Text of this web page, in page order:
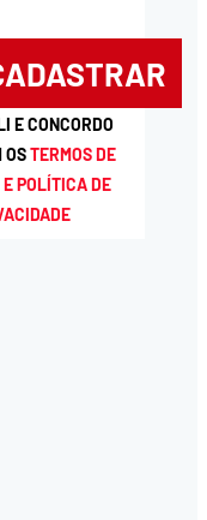
E CONCORDO
OSTERMOS DE
E POLÍTICA DE